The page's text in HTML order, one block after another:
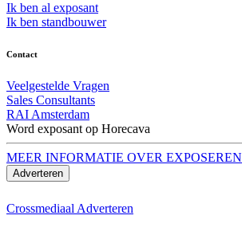
Ik ben al exposant
Ik ben standbouwer
Contact
Veelgestelde Vragen
Sales Consultants
RAI Amsterdam
Word exposant op Horecava
MEER INFORMATIE OVER EXPOSEREN
Adverteren
Crossmediaal Adverteren